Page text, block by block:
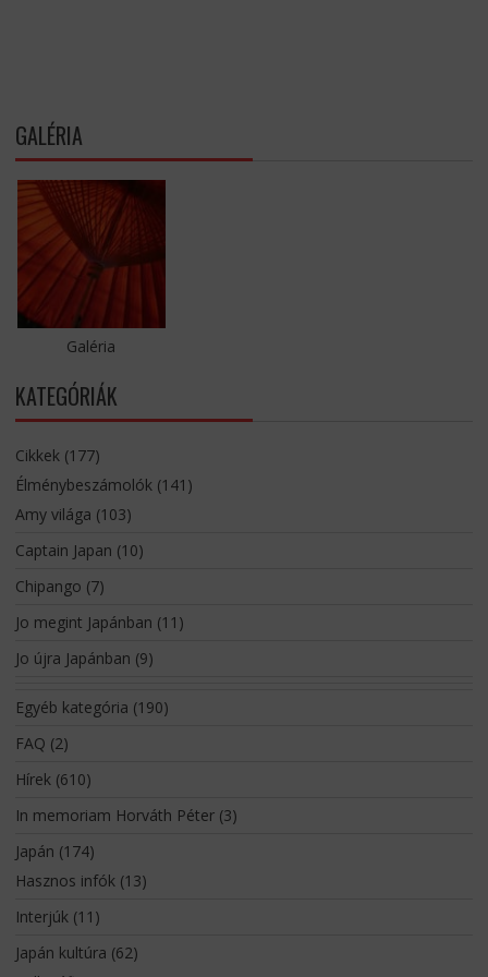
GALÉRIA
Galéria
KATEGÓRIÁK
Cikkek(177)
Élménybeszámolók(141)
Amy világa (103)
Captain Japan (10)
Chipango (7)
Jo megint Japánban (11)
Jo újra Japánban (9)
Egyéb kategória (190)
FAQ (2)
Hírek(610)
In memoriam Horváth Péter(3)
Japán (174)
Hasznos infók(13)
Interjúk(11)
Japán kultúra (62)